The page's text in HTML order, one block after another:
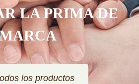
LA PRIMA DE
los productos